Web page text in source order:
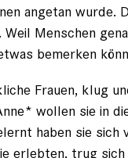
angetan wurde.
Menschen
be­merken
Frauen, klug
wollen sie in
haben sie sich
erlebten, trug